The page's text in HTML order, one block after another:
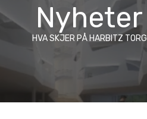
Nyheter
HVA SKJER PÅ HARBITZ TORG